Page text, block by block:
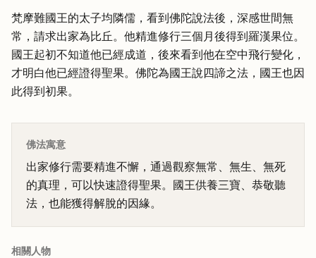
梵摩難國王的太子均隣儒，看到佛陀說法後，深感世間無
常，請求出家為比丘。他精進修行三個月後得到羅漢果位。
國王起初不知道他已經成道，後來看到他在空中飛行變化，
才明白他已經證得聖果。佛陀為國王說四諦之法，國王也因
此得到初果。
佛法寓意
出家修行需要精進不懈，通過觀察無常、無生、無死
的真理，可以快速證得聖果。國王供養三寶、恭敬聽
法，也能獲得解脫的因緣。
相關人物